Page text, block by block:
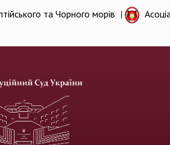
та Чорного морів |